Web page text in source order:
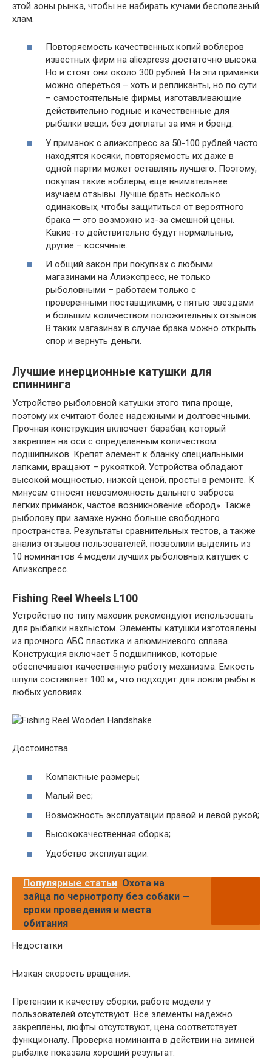
этой зоны рынка, чтобы не набирать кучами бесполезный
хлам.
Повторяемость качественных копий воблеров
известных фирм на aliexpress достаточно высока.
Но и стоят они около 300 рублей. На эти приманки
можно опереться – хоть и репликанты, но по сути
– самостоятельные фирмы, изготавливающие
действительно годные и качественные для
рыбалки вещи, без доплаты за имя и бренд.
У приманок с алиэкспресс за 50-100 рублей часто
находятся косяки, повторяемость их даже в
одной партии может оставлять лучшего. Поэтому,
покупая такие воблеры, еще внимательнее
изучаем отзывы. Лучше брать несколько
одинаковых, чтобы защититься от вероятного
брака — это возможно из-за смешной цены.
Какие-то действительно будут нормальные,
другие – косячные.
И общий закон при покупках с любыми
магазинами на Алиэкспресс, не только
рыболовными – работаем только с
проверенными поставщиками, с пятью звездами
и большим количеством положительных отзывов.
В таких магазинах в случае брака можно открыть
спор и вернуть деньги.
Лучшие инерционные катушки для
спиннинга
Устройство рыболовной катушки этого типа проще,
поэтому их считают более надежными и долговечными.
Прочная конструкция включает барабан, который
закреплен на оси с определенным количеством
подшипников. Крепят элемент к бланку специальными
лапками, вращают – рукояткой. Устройства обладают
высокой мощностью, низкой ценой, просты в ремонте. К
минусам относят невозможность дальнего заброса
легких приманок, частое возникновение «бород». Также
рыболову при замахе нужно больше свободного
пространства. Результаты сравнительных тестов, а также
анализ отзывов пользователей, позволили выделить из
10 номинантов 4 модели лучших рыболовных катушек с
Алиэкспресс.
Fishing Reel Wheels L100
Устройство по типу маховик рекомендуют использовать
для рыбалки нахлыстом. Элементы катушки изготовлены
из прочного АБС пластика и алюминиевого сплава.
Конструкция включает 5 подшипников, которые
обеспечивают качественную работу механизма. Емкость
шпули составляет 100 м., что подходит для ловли рыбы в
любых условиях.
Достоинства
Компактные размеры;
Малый вес;
Возможность эксплуатации правой и левой рукой;
Высококачественная сборка;
Удобство эксплуатации.
Популярные статьи Охота на
зайца по чернотропу без собаки —
сроки проведения и места
обитания
Недостатки
Низкая скорость вращения.
Претензии к качеству сборки, работе модели у
пользователей отсутствуют. Все элементы надежно
закреплены, люфты отсутствуют, цена соответствует
функционалу. Проверка номинанта в действии на зимней
рыбалке показала хороший результат.